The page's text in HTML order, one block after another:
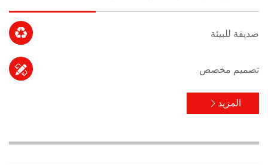
 صديقة للبيئة
 تصميم مخصص
المزيد 